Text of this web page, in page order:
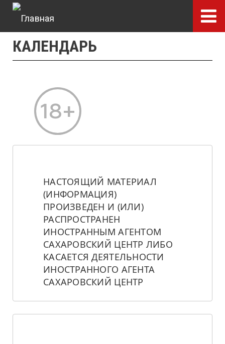
Перейти
основному
содержанию
КАЛЕНДАРЬ
НАСТОЯЩИЙ МАТЕРИАЛ
(ИНФОРМАЦИЯ)
ПРОИЗВЕДЕН И (ИЛИ)
РАСПРОСТРАНЕН
ИНОСТРАННЫМ АГЕНТОМ
САХАРОВСКИЙ ЦЕНТР ЛИБО
КАСАЕТСЯ ДЕЯТЕЛЬНОСТИ
ИНОСТРАННОГО АГЕНТА
САХАРОВСКИЙ ЦЕНТР